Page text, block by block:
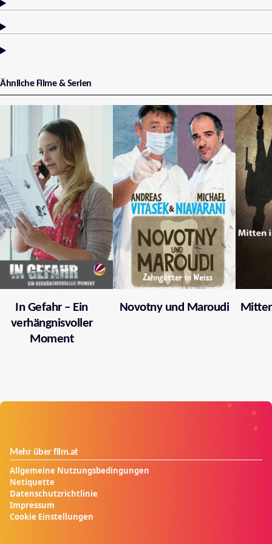
Ähnliche Filme & Serien
In Gefahr – Ein
verhängnisvoller
Moment
Novotny und Maroudi
Mehr über film.at
Allgemeine Nutzungsbedingungen
Netiquette
Datenschutzrichtlinie
Impressum
Cookie Einstellungen